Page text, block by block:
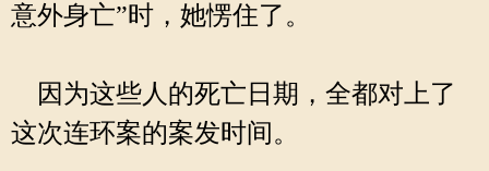
意外身亡”时，她愣住了。
因为这些人的死亡日期，全都对上了
这次连环案的案发时间。